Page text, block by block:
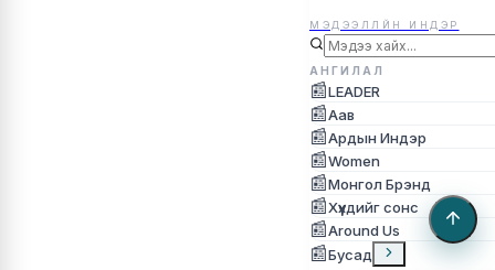
МЭДЭЭЛЛЙН ИНДЭР
АНГИЛАЛ
📰LEADER
📰Аав
📰Ардын Индэр
📰Women
📰Монгол Брэнд
📰Хүүхдийг сонс
📰Around Us
📰Бусад